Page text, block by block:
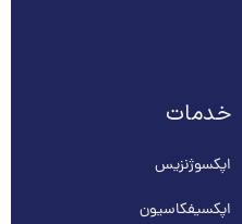
خدمات
اپکسوژنزیس
اپکسیفکاسیون